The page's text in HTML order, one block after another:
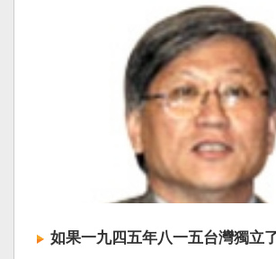
的國家識別審核機制，對外發布或
應完成查核。 洪建議，公務採購與
把國家識別納入驗收項目，要求承
負起審核責任，不能把內容製作交
責任也跟著外包。中央也應針對近
同審核原則，讓中央與地方機關有
紅色恐怖正在世界各地蔓延，今年
討論全球的民主韌性、灰帶侵擾的
及非紅供應鏈的重塑，更加反映出
會中的角色定位，以及期許台灣能
任。 賴清德表示，當今台灣的民主
的肯定，面對中國「民促法」的威
接受統戰滲透和紅色恐怖、不會坐
黑手伸進台灣，或任何自由國家與
強調，台灣會以行動積極響應，落
禦、責任分擔」，並將持續提升國
量，確保印太區域的和平穩定；台
視網） 陸委會：中共無理粗魯聲明
廣東海事局公告，受到颱風白海豚
經過台灣海峽南口北上船舶實施交
巡署昨晚嚴正駁斥，強調中國無任
海峽實施交通管制。陸委會也表示
風名義聲稱管制相關海域，違反聯
約等國際規範，「中共有關部門的
是對國際秩序與規範的無知、漠視
可笑」。 中國海事局官網六日公告
將影響台灣海峽及周邊海域，廣東
日晚間六時起，對經過台灣海峽南
施交通管制，各船舶必須遵守交通
從現場海事管理機構指揮。 海巡署
如果一九四五年八一五台灣獨立